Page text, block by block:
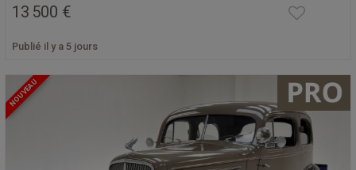
13 500 €
Publié il y a 5 jours
NOUVEAU